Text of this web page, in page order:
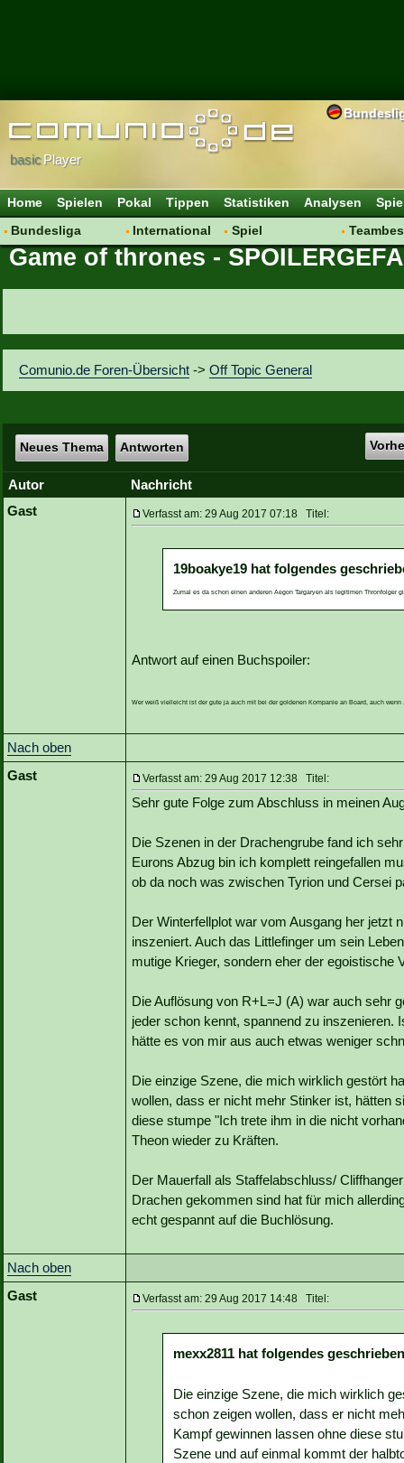
basicPlayer
Home Spielen Pokal Tippen Statistiken Analysen
Bundesliga
Hot News
Vereinsfragen
International
Vereine
Spiel
Regeln & Tipps
Game of thrones -
Comunio.de Foren-Übersicht ->Off Topic General
Neues Thema Antworten
Autor
Nachricht
Gast
Verfasst am: 29 Aug 2017 07:18 Titel:
19boakye19 hat folgendes
Zumal es da schon einen anderen Aegon Targaryen als legitimen Thronfolger
Antwort auf einen Buchspoiler:
Wer weiß vielleicht ist der gute ja auch mit bei der goldenen Kompanie an Board, auch
Nach oben
Gast
Verfasst am: 29 Aug 2017 12:38 Titel:
Sehr gute Folge zum Abschluss in meinen
Die Szenen in der Drachengrube fand ich
Eurons Abzug bin ich komplett reingefallen
ob da noch was zwischen Tyrion und Cersei
Der Winterfellplot war vom Ausgang her jetzt
inszeniert. Auch das Littlefinger um sein
mutige Krieger, sondern eher der egoistische
Die Auflösung von R+L=J (A) war auch sehr
jeder schon kennt, spannend zu inszenieren.
hätte es von mir aus auch etwas weniger
Die einzige Szene, die mich wirklich gestört
wollen, dass er nicht mehr Stinker ist, hätten
diese stumpe "Ich trete ihm in die nicht
Theon wieder zu Kräften.
Der Mauerfall als Staffelabschluss/
Drachen gekommen sind hat für mich
echt gespannt auf die Buchlösung.
Nach oben
Gast
Verfasst am: 29 Aug 2017 14:48 Titel:
mexx2811 hat folgendes
Die einzige Szene, die mich wirklich
schon zeigen wollen, dass er nicht
Kampf gewinnen lassen ohne diese
Szene und auf einmal kommt der